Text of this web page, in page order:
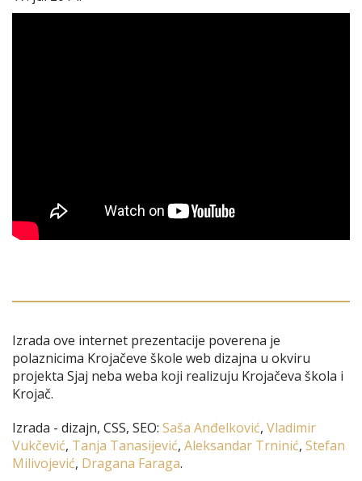
Izrada ove internet prezentacije poverena je
polaznicima Krojačeve škole web dizajna u okviru
projekta Sjaj neba weba koji realizuju Krojačeva škola i
Krojač.
Izrada - dizajn, CSS, SEO: Saša Anđelković, Vladimir
Vukčević, Tanja Tanasijević, Aleksandar Trninić, Stefan
Milivojević, Dragana Faraga.